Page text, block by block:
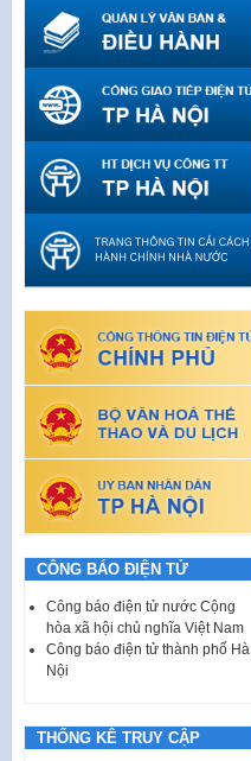
CÔNG BÁO ĐIỆN TỬ
Công báo điện tử nước Cộng
hòa xã hội chủ nghĩa Việt Nam
Công báo điện tử thành phố Hà
Nội
THỐNG KÊ TRUY CẬP